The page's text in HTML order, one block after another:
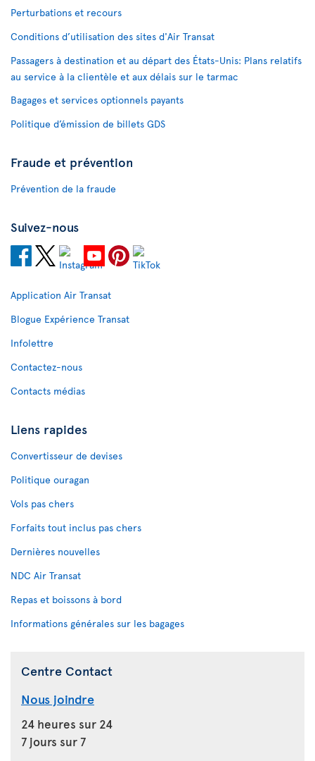
Perturbations et recours
Conditions d’utilisation des sites d'Air Transat
Passagers à destination et au départ des États-Unis: Plans relatifs
au service à la clientèle et aux délais sur le tarmac
Bagages et services optionnels payants
Politique d’émission de billets GDS
Fraude et prévention
Prévention de la fraude
Suivez-nous
Application Air Transat
Blogue Expérience Transat
Infolettre
Contactez-nous
Contacts médias
Liens rapides
Convertisseur de devises
Politique ouragan
Vols pas chers
Forfaits tout inclus pas chers
Dernières nouvelles
NDC Air Transat
Repas et boissons à bord
Informations générales sur les bagages
Centre Contact
Nous joindre
24 heures sur 24
7 jours sur 7